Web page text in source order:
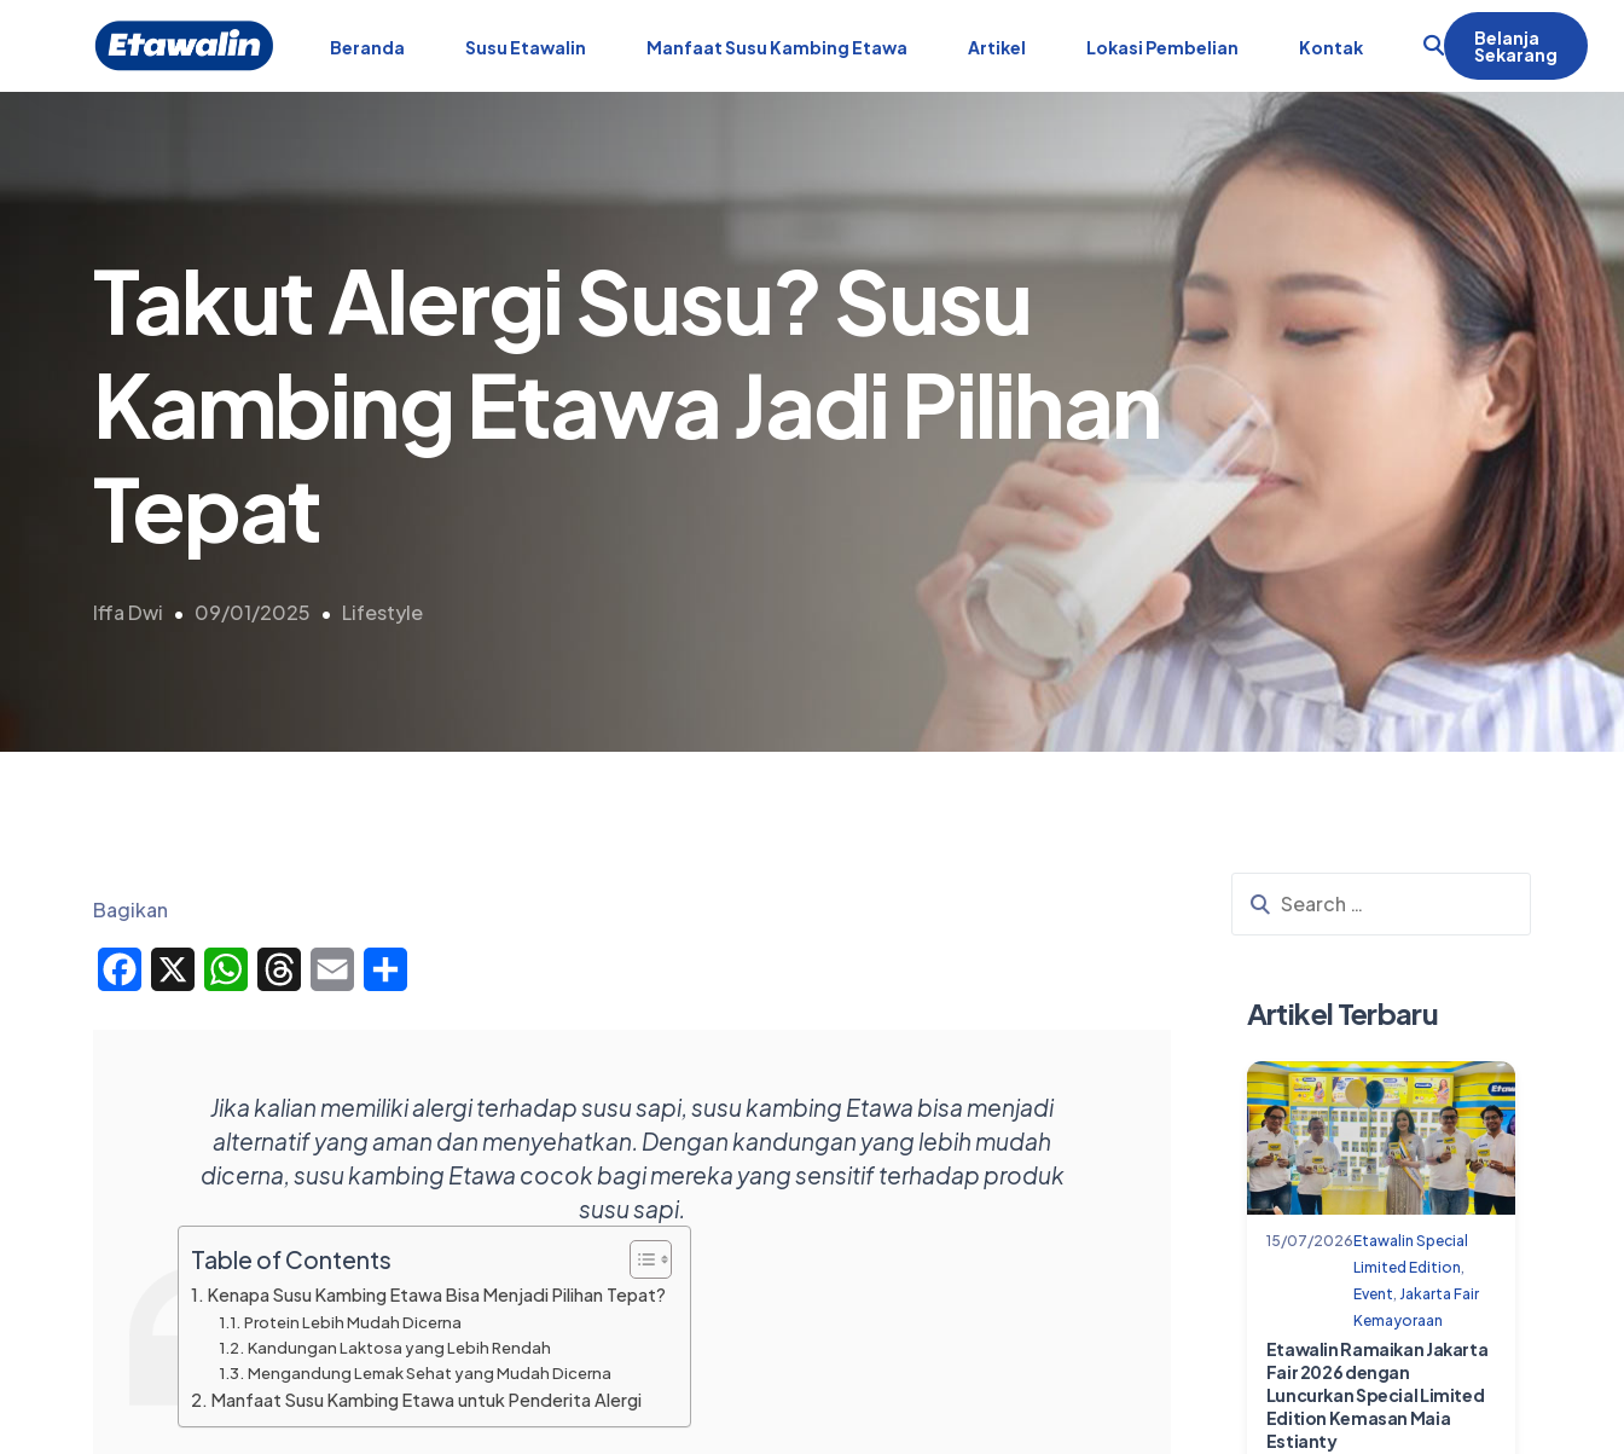
Beranda Susu Etawalin Manfaat Susu Kambing Etawa Artikel Lokasi Pembelian Kontak Belanja
Sekarang
Takut Alergi Susu? Susu
Kambing Etawa Jadi Pilihan
Tepat
Iffa Dwi 09/01/2025 Lifestyle
Bagikan
Facebook WhatsAppThreadsEmail
Jika kalian memiliki alergi terhadap susu sapi, susu kambing Etawa bisa menjadi
alternatif yang aman dan menyehatkan. Dengan kandungan yang lebih mudah
dicerna, susu kambing Etawa cocok bagi mereka yang sensitif terhadap produk
susu sapi.
Table of Contents
Kenapa Susu Kambing Etawa Bisa Menjadi Pilihan Tepat?
Protein Lebih Mudah Dicerna
Kandungan Laktosa yang Lebih Rendah
Mengandung Lemak Sehat yang Mudah Dicerna
Manfaat Susu Kambing Etawa untuk Penderita Alergi
Artikel Terbaru
15/07/2026Etawalin Special
Limited Edition,
Event, Jakarta Fair
Kemayoraan
Etawalin Ramaikan Jakarta
Fair 2026 dengan
Luncurkan Special Limited
Edition Kemasan Maia
Estianty